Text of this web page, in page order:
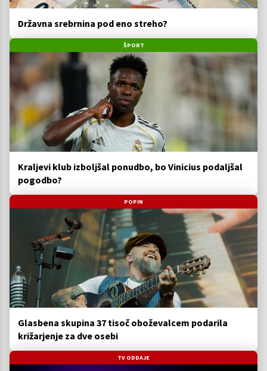
Državna srebrnina pod eno streho?
ŠPORT
Kraljevi klub izboljšal ponudbo, bo Vinicius podaljšal
pogodbo?
POPIN
Glasbena skupina 37 tisoč oboževalcem podarila
križarjenje za dve osebi
TV ODDAJE